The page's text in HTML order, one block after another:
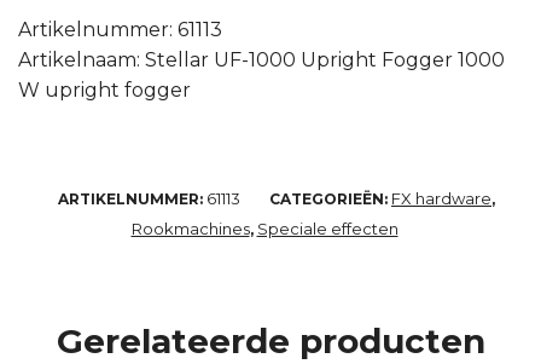
Artikelnummer: 61113
Artikelnaam: Stellar UF-1000 Upright Fogger 1000
W upright fogger
ARTIKELNUMMER: 61113 CATEGORIEËN: FX hardware,
Rookmachines, Speciale effecten
Gerelateerde producten